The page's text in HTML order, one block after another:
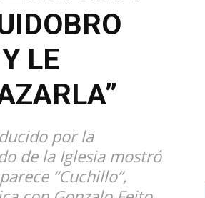
LE
por la
de la Iglesia mostró
“Cuchillo”,